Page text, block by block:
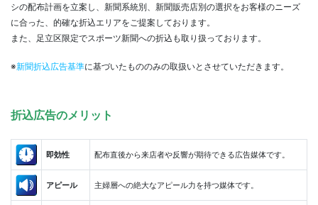
シの配布計画を立案し、新聞系統別、新聞販売店別の選択をお客様のニーズ
に合った、的確な折込エリアをご提案しております。
また、足立区限定でスポーツ新聞への折込も取り扱っております。
※新聞折込広告基準に基づいたもののみの取扱いとさせていただきます。
折込広告のメリット
即効性 配布直後から来店者や反響が期待できる広告媒体です。
アピール 主婦層への絶大なアピール力を持つ媒体です。